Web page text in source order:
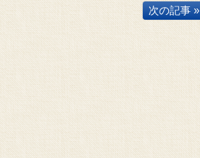
次の記事 »